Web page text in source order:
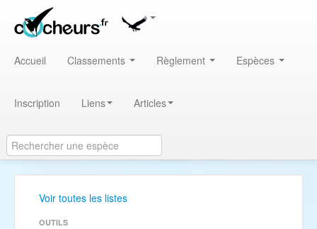
Accueil Classements Règlement Espèces
Inscription Liens Articles
Voir toutes les listes
OUTILS